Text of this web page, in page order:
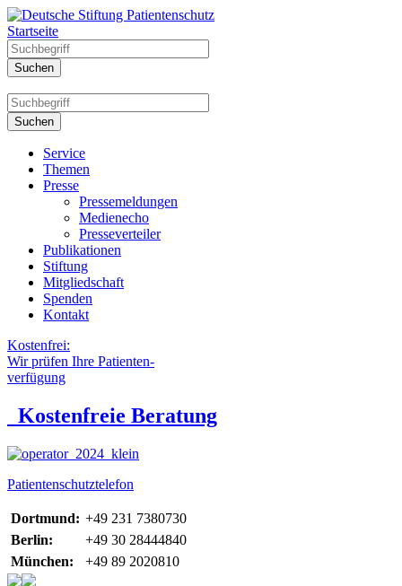
Startseite
Service
Themen
Presse
Pressemeldungen
Medienecho
Presseverteiler
Publikationen
Stiftung
Mitgliedschaft
Spenden
Kontakt
Kostenfrei:
Wir prüfen Ihre Patienten-
verfügung
Kostenfreie Beratung
Patientenschutztelefon
Dortmund: +49 231 7380730
Berlin:
+49 30 28444840
München:
+49 89 2020810